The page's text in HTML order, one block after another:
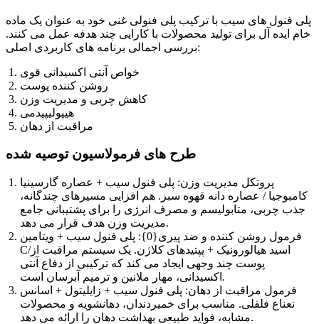
پلی فنول های سیب با ترکیب پلی فنولی غنی خود به عنوان یک ماده
خام ایده آل برای تولید محصولات با کارایی چند هدفه عمل می کنند.
بررسی اجمالی برنامه های کاربردی اصلی:
خواص آنتی اکسیدانی قوی
روشن کننده پوست
کاهش چربی و مدیریت وزن
هیپولیپیدمی
مراقبت از دهان
طرح های فرمولاسیون توصیه شده
پروتکل مدیریت وزن: پلی فنول سیب + عصاره گارسینیا
کامبوجیا / عصاره دانه قهوه سبز. هم افزایی مسیرهای چندگانه،
جذب چربی، متابولیسم و ​​مصرف انرژی را برای پشتیبانی جامع
مدیریت وزن هدف قرار می دهد.
فرمول روشن کننده و ضد پیری{0}: پلی فنول سیب + ویتامین
C/اسید هیالورونیک + پپتیدهای کلاژن. یک سیستم مراقبت از
پوست چند وجهی ایجاد می کند که ترکیبی از دفاع آنتی
اکسیدانی، مهار ملانین و ترمیم آبرسان است.
فرمول مراقبت از دهان: پلی فنول سیب + زایلیتول + اسانس
نعناع فلفلی. مناسب برای خمیردندان، دهانشویه و محصولات
مشابه، فواید طبیعی بهداشت دهان را ارائه می دهد.